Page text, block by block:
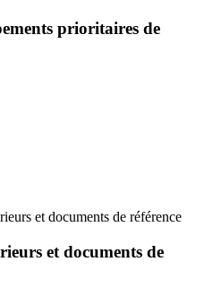
prioritaires de
et documents de référence
et documents de